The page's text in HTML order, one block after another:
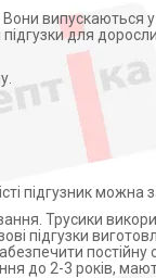
випускаються у
для
підгузник можна
Трусики
підгузки
постійну
до 2-3 років,